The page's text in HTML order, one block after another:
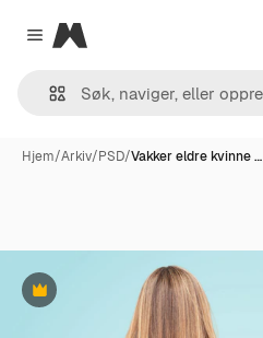
Close menu
Magnific
Hjem/Arkiv/PSD/Vakker eldre kvinne …
Premium